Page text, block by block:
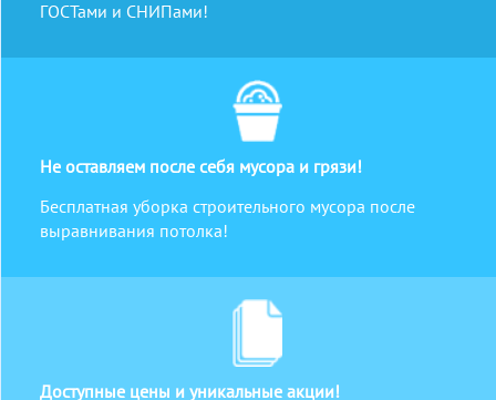
ГОСТами и СНИПами!
Не оставляем после себя мусора и грязи!
Бесплатная уборка строительного мусора после
выравнивания потолка!
Доступные цены и уникальные акции!